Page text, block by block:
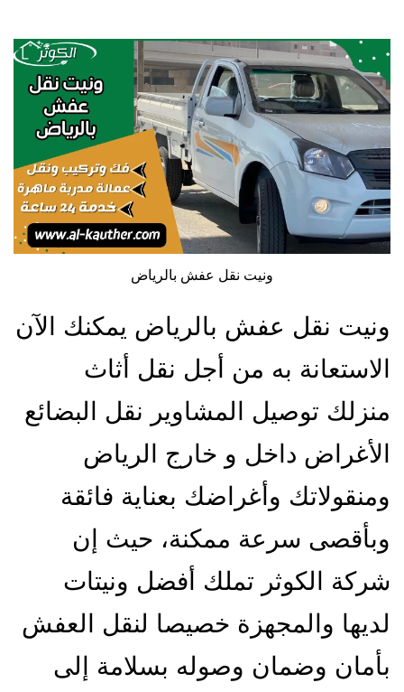
ونيت نقل عفش بالرياض
ونيت نقل عفش بالرياض يمكنك الآن
الاستعانة به من أجل نقل أثاث
منزلك توصيل المشاوير نقل البضائع
الأغراض داخل و خارج الرياض
ومنقولاتك وأغراضك بعناية فائقة
وبأقصى سرعة ممكنة، حيث إن
شركة الكوثر تملك أفضل ونيتات
لديها والمجهزة خصيصا لنقل العفش
بأمان وضمان وصوله بسلامة إلى